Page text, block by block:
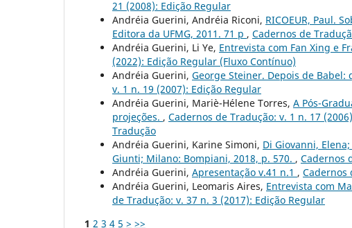
21 (2008): Edição Regular
Andréia Guerini, Andréia Riconi, RICOEUR, Paul.
Editora da UFMG, 2011. 71 p , Cadernos de
Andréia Guerini, Li Ye, Entrevista com Fan Xing e
(2022): Edição Regular (Fluxo Contínuo)
Andréia Guerini, George Steiner. Depois de
v. 1 n. 19 (2007): Edição Regular
Andréia Guerini, Mariè-Hélene Torres, A Pós-
projeções. , Cadernos de Tradução: v. 1 n. 17
Tradução
Andréia Guerini, Karine Simoni, Di Giovanni,
Giunti; Milano: Bompiani, 2018, p. 570. , Cadernos
Andréia Guerini, Apresentação v.41 n.1 , Cadernos
Andréia Guerini, Leomaris Aires, Entrevista com
de Tradução: v. 37 n. 3 (2017): Edição Regular
1 2 3 4 5 > >>